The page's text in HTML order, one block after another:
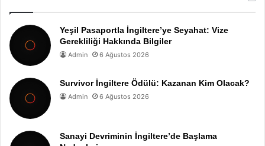
Yeşil Pasaportla İngiltere’ye Seyahat: Vize
Gerekliliği Hakkında Bilgiler
Admin 6 Ağustos 2026
Survivor İngiltere Ödülü: Kazanan Kim Olacak?
Admin 6 Ağustos 2026
Sanayi Devriminin İngiltere’de Başlama